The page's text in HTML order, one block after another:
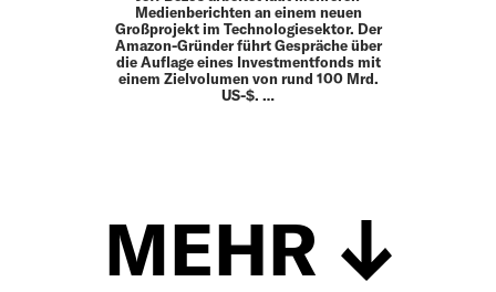
Medienberichten an einem neuen
Großprojekt im Technologiesektor. Der
Amazon-Gründer führt Gespräche über
die Auflage eines Investmentfonds mit
einem Zielvolumen von rund 100 Mrd.
US-$. …
MEHR